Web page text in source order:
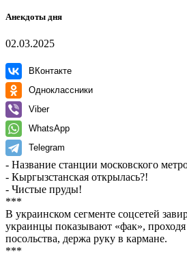
Анекдоты дня
02.03.2025
ВКонтакте
Одноклассники
Viber
WhatsApp
Telegram
- Название станции московского
- Кыргызстанская открылась?!
- Чистые пруды!
***
В украинском сегменте соцсетей
украинцы показывают «фак»,
посольства, держа руку в кармане.
***